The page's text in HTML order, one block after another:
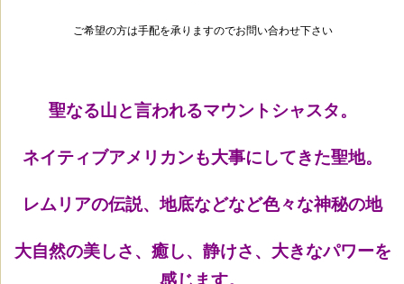
ご希望の方は手配を承りますのでお問い合わせ下さい
聖なる山と言われるマウントシャスタ。
ネイティブアメリカンも大事にしてきた聖地。
レムリアの伝説、地底などなど色々な神秘の地
大自然の美しさ、癒し、静けさ、大きなパワーを
感じます。